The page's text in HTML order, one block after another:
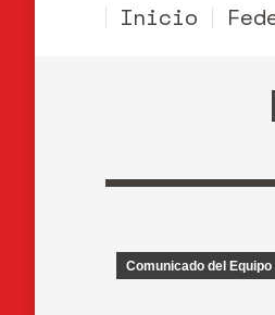
Inicio
Comunicado del Equipo